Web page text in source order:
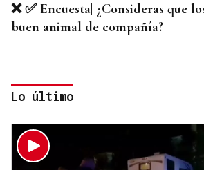
❌ ✅ Encuesta| ¿Consideras que
buen animal de compañía?
Lo último